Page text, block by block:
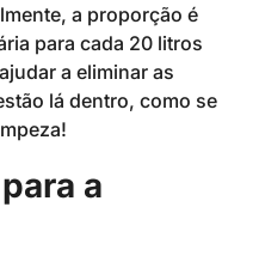
a proporção é
para cada 20 litros
a eliminar as
lá dentro, como se
a